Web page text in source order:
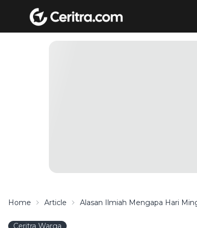
Home Article Alasan Ilmiah Mengapa Hari
Ceritra Warga